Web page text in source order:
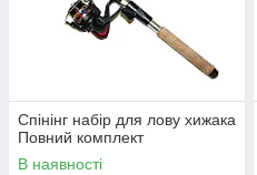
Спінінг набір для лову хижака
Повний комплект
В наявності